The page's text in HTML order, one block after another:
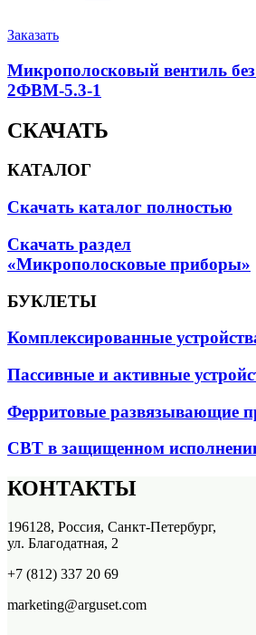
Заказать
Микрополосковый вентиль
2ФВМ-5.3-1
СКАЧАТЬ
КАТАЛОГ
Скачать каталог полностью
Скачать раздел
«Микрополосковые приборы»
БУКЛЕТЫ
Комплексированные
Пассивные и активные
Ферритовые развязывающие
СВТ в защищенном
КОНТАКТЫ
196128, Россия, Санкт-Петербург,
ул. Благодатная, 2
+7 (812) 337 20 69
marketing@arguset.com